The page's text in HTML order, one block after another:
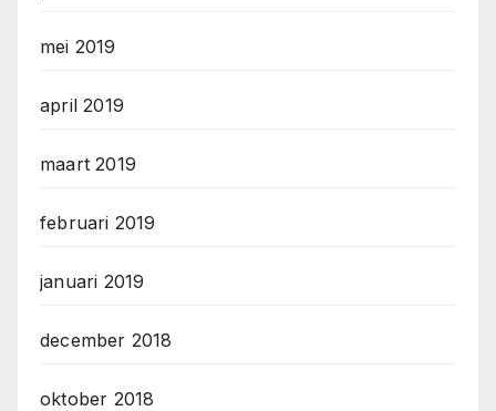
mei 2019
april 2019
maart 2019
februari 2019
januari 2019
december 2018
oktober 2018